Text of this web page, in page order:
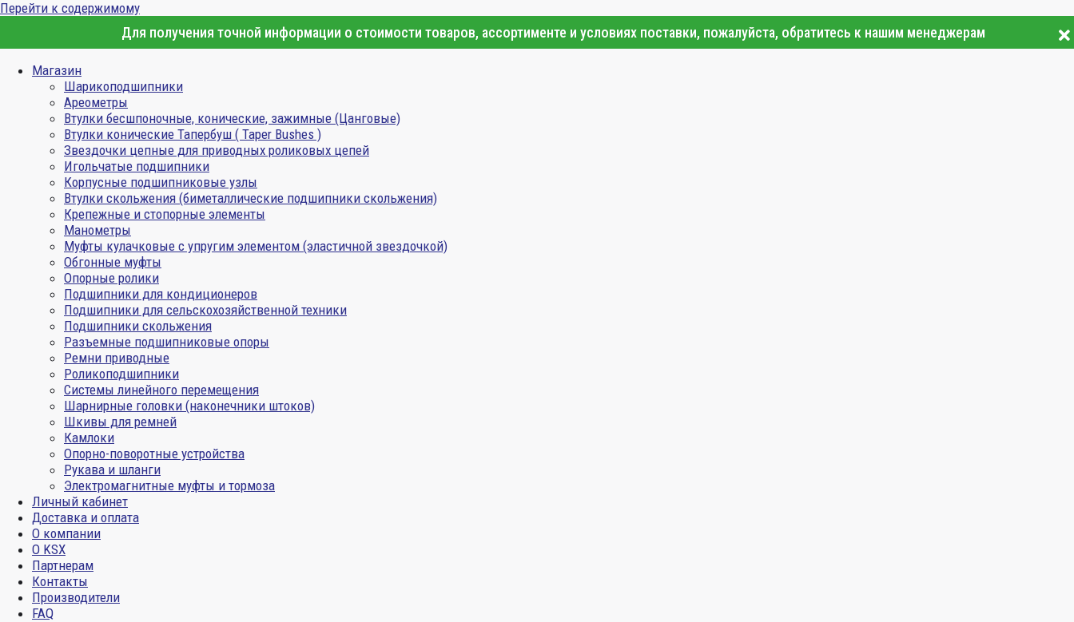
Перейти к содержимому
Для получения точной информации о стоимости товаров, ассортименте и условиях поставки, пожалуйста, обратитесь к нашим менеджерам
Магазин
Шарикоподшипники
Ареометры
Втулки бесшпоночные, конические, зажимные (Цанговые)
Втулки конические Тапербуш ( Taper Bushes )
Звездочки цепные для приводных роликовых цепей
Игольчатые подшипники
Корпусные подшипниковые узлы
Втулки скольжения (биметаллические подшипники скольжения)
Крепежные и стопорные элементы
Манометры
Муфты кулачковые с упругим элементом (эластичной звездочкой)
Обгонные муфты
Опорные ролики
Подшипники для кондиционеров
Подшипники для сельскохозяйственной техники
Подшипники скольжения
Разъемные подшипниковые опоры
Ремни приводные
Роликоподшипники
Системы линейного перемещения
Шарнирные головки (наконечники штоков)
Шкивы для ремней
Камлоки
Опорно-поворотные устройства
Рукава и шланги
Электромагнитные муфты и тормоза
Личный кабинет
Доставка и оплата
О компании
О KSX
Партнерам
Контакты
Производители
FAQ